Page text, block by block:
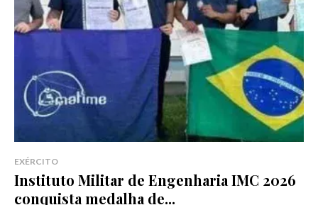
EXÉRCITO
Instituto Militar de Engenharia IMC 2026
conquista medalha de...